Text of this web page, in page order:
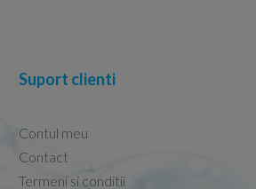
Suport clienti
Contul meu
Contact
Termeni si conditii